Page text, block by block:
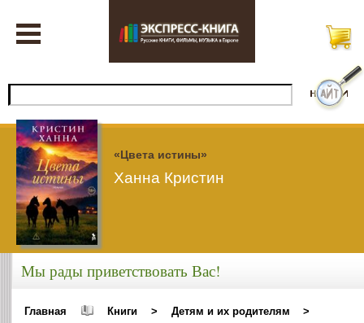
«Цвета истины»
Ханна Кристин
Мы рады приветствовать Вас!
Главная Книги > Детям и их родителям
>